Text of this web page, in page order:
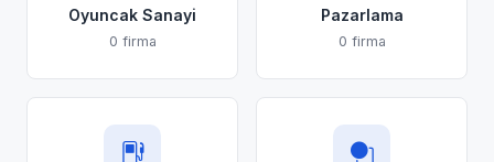
Oyuncak Sanayi
0 firma
Pazarlama
0 firma